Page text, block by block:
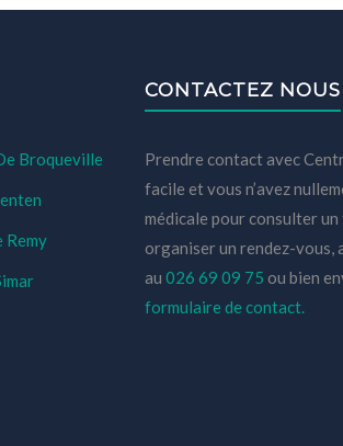
Broqueville
Remy
CONTACTEZ NOUS
Prendre contact avec
facile et vous n’avez
médicale pour consulter
organiser un rendez-
au 026 69 09 75 ou bien
formulaire de contact.